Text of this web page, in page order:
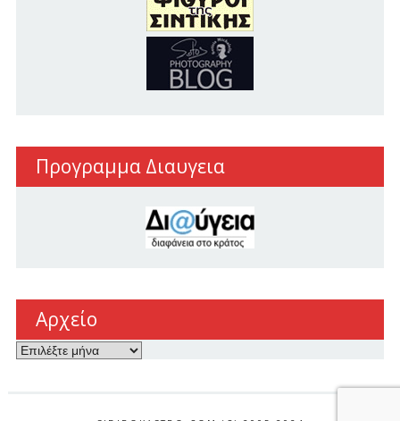
Προγραμμα Διαυγεια
Αρχείο
Αρχείο